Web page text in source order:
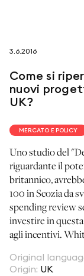
seguici su
3.6.2016
Come si
nuovi
UK?
MERCATO E POLICY
Uno studio del
riguardante il
britannico,
100 in Scozia da
spending review
investire in
agli incentivi.
Original
Origin: UK